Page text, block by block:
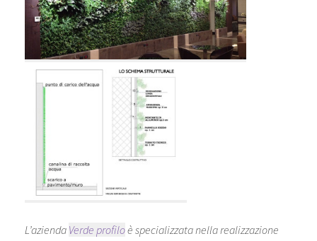
L’azienda Verde profiloè specializzata nella realizzazione